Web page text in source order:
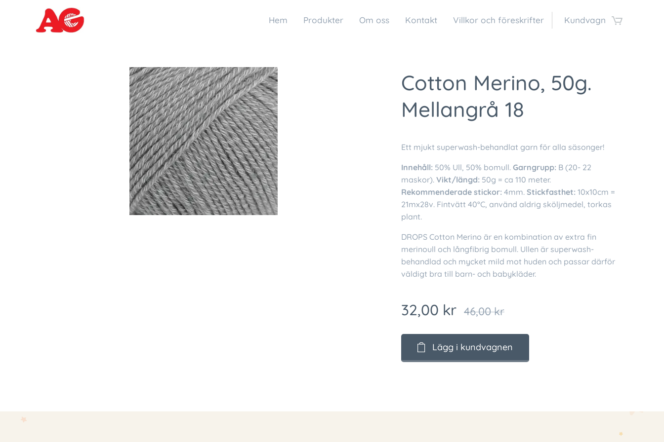
Hem Produkter Om oss Kontakt Villkor och föreskrifter Kundvagn
Cotton Merino, 50g.
Mellangrå 18
Ett mjukt superwash-behandlat garn för alla säsonger!
Innehåll: 50% Ull, 50% bomull. Garngrupp: B (20- 22
maskor). Vikt/längd: 50g = ca 110 meter.
Rekommenderade stickor: 4mm. Stickfasthet: 10x10cm =
21mx28v. Fintvätt 40°C, använd aldrig sköljmedel, torkas
plant.
DROPS Cotton Merino är en kombination av extra fin
merinoull och långfibrig bomull. Ullen är superwash-
behandlad och mycket mild mot huden och passar därför
väldigt bra till barn- och babykläder.
32,00 kr 46,00kr
Lägg i kundvagnen